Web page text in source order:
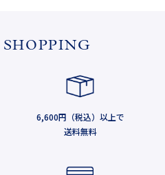
6,600円（税込）以上で
送料無料